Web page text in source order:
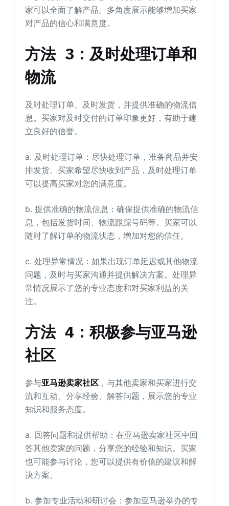
家可以全面了解产品。多角度展示能够增加买家
对产品的信心和满意度。
方法 3：及时处理订单和
物流
及时处理订单、及时发货，并提供准确的物流信
息。买家对及时交付的订单印象更好，有助于建
立良好的信誉。
a. 及时处理订单：尽快处理订单，准备商品并安
排发货。买家希望尽快收到产品，及时处理订单
可以提高买家对您的满意度。
b. 提供准确的物流信息：确保提供准确的物流信
息，包括发货时间、物流跟踪号码等。买家可以
随时了解订单的物流状态，增加对您的信任。
c. 处理异常情况：如果出现订单延迟或其他物流
问题，及时与买家沟通并提供解决方案。处理异
常情况展示了您的专业态度和对买家利益的关
注。
方法 4：积极参与亚马逊
社区
参与亚马逊卖家社区 ，与其他卖家和买家进行交
流和互动。分享经验、解答问题，展示您的专业
知识和服务态度。
a. 回答问题和提供帮助：在亚马逊卖家社区中回
答其他卖家的问题，分享您的经验和知识。买家
也可能参与讨论，您可以提供有价值的建议和解
决方案。
b. 参加专业活动和研讨会：参加亚马逊举办的专